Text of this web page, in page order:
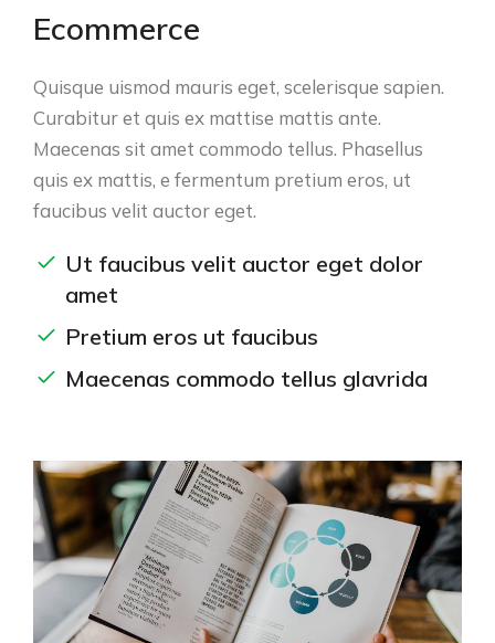
Ecommerce
Quisque uismod mauris eget, scelerisque sapien.
Curabitur et quis ex mattise mattis ante.
Maecenas sit amet commodo tellus. Phasellus
quis ex mattis, e fermentum pretium eros, ut
faucibus velit auctor eget.
Ut faucibus velit auctor eget dolor
amet
Pretium eros ut faucibus
Maecenas commodo tellus glavrida